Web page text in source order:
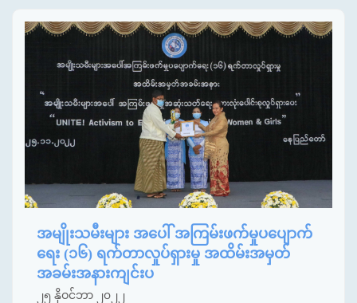
အမျိုးသမီးများ အပေါ် အကြမ်းဖက်မှုပပျောက်
ရေး (၁၆) ရက်တာလှုပ်ရှားမှု အထိမ်းအမှတ်
အခမ်းအနားကျင်းပ
၂၅ နိုဝင်ဘာ ၂၀၂၂